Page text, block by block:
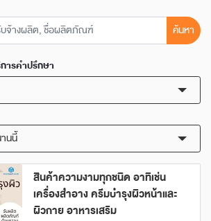
ค้นหา
ารคำปรึกษา
นนี้
สินค้าความงามทุกชนิด อาทิเช่น
เครื่องสำอาง ครีมบำรุงผิวหน้าและ
ผิวกาย อาหารเสริม